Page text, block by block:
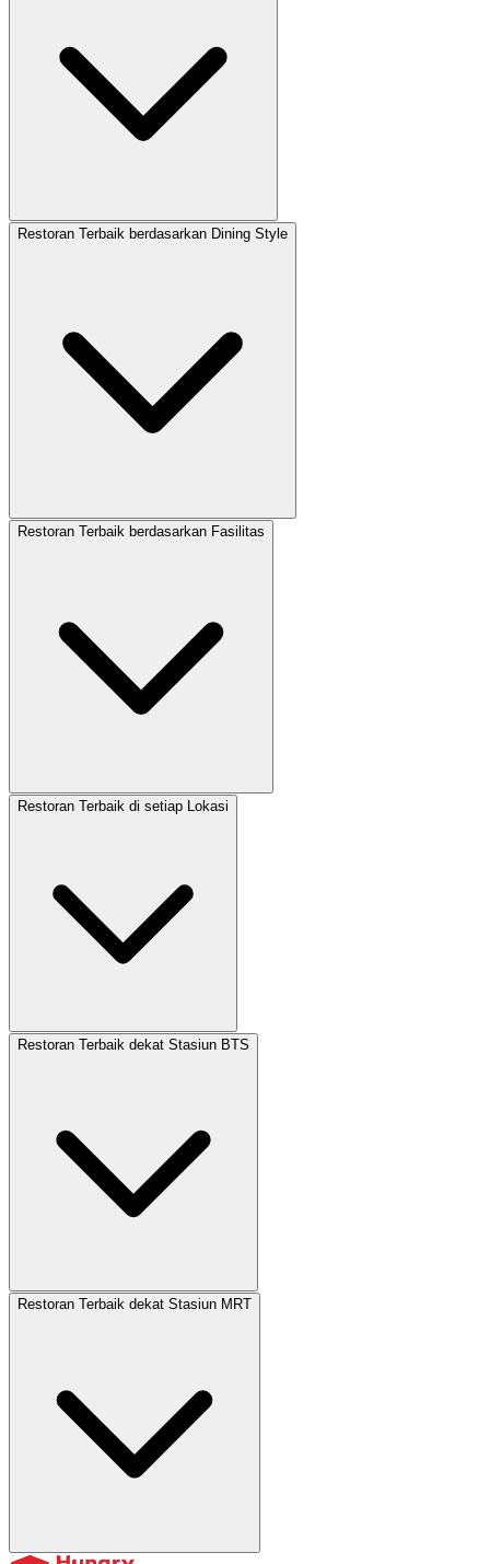
Restoran Terbaik berdasarkan Dining Style
Restoran Terbaik berdasarkan Fasilitas
Restoran Terbaik di setiap Lokasi
Restoran Terbaik dekat Stasiun BTS
Restoran Terbaik dekat Stasiun MRT